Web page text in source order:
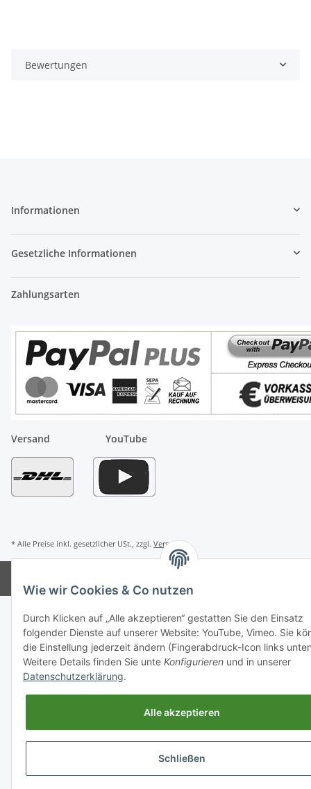
Bewertungen
Wie wir Cookies & Co nutzen
Durch Klicken auf „Alle akzeptieren“ gestatten Sie den Einsatz
folgender Dienste auf unserer Website: YouTube, Vimeo. Sie
die Einstellung jederzeit ändern (Fingerabdruck-Icon links
Weitere Details finden Sie unte Konfigurieren und in unserer
Datenschutzerklärung.
Alle akzeptieren
Schließen
Informationen
Gesetzliche Informationen
Zahlungsarten
Versand YouTube
* Alle Preise inkl. gesetzlicher USt., zzgl. Versand